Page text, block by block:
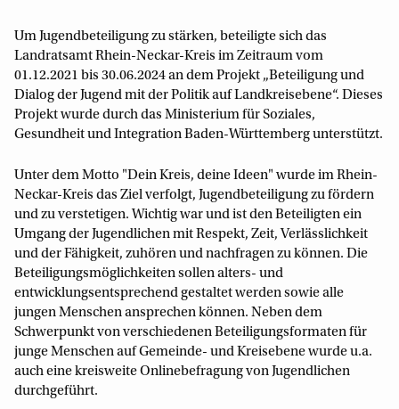
Um Jugendbeteiligung zu stärken, beteiligte sich das
Landratsamt Rhein-Neckar-Kreis im Zeitraum vom
01.12.2021 bis 30.06.2024 an dem Projekt „Beteiligung und
Dialog der Jugend mit der Politik auf Landkreisebene“. Dieses
Projekt wurde durch das Ministerium für Soziales,
Gesundheit und Integration Baden-Württemberg unterstützt.
Unter dem Motto "Dein Kreis, deine Ideen" wurde im Rhein-
Neckar-Kreis das Ziel verfolgt, Jugendbeteiligung zu fördern
und zu verstetigen. Wichtig war und ist den Beteiligten ein
Umgang der Jugendlichen mit Respekt, Zeit, Verlässlichkeit
und der Fähigkeit, zuhören und nachfragen zu können. Die
Beteiligungsmöglichkeiten sollen alters- und
entwicklungsentsprechend gestaltet werden sowie alle
jungen Menschen ansprechen können. Neben dem
Schwerpunkt von verschiedenen Beteiligungsformaten für
junge Menschen auf Gemeinde- und Kreisebene wurde u.a.
auch eine kreisweite Onlinebefragung von Jugendlichen
durchgeführt.